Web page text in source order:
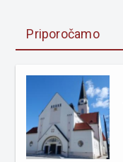
Priporočamo